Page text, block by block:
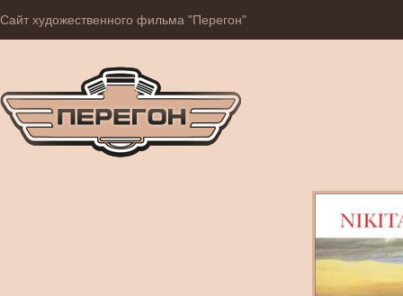
Сайт художественного фильма "Перегон"